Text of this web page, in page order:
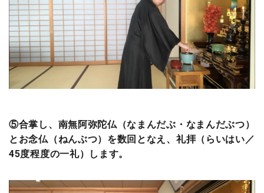
⑤合掌し、南無阿弥陀仏（なまんだぶ・なまんだぶつ）
とお念仏（ねんぶつ）を数回となえ、礼拝（らいはい／
45度程度の一礼）します。